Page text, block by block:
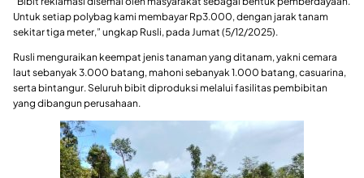
Untuk setiap polybag kami membayar Rp3.000, dengan jarak tanam
sekitar tiga meter,” ungkap Rusli, pada Jumat (5/12/2025).
Rusli menguraikan keempat jenis tanaman yang ditanam, yakni cemara
laut sebanyak 3.000 batang, mahoni sebanyak 1.000 batang, casuarina,
serta bintangur. Seluruh bibit diproduksi melalui fasilitas pembibitan
yang dibangun perusahaan.